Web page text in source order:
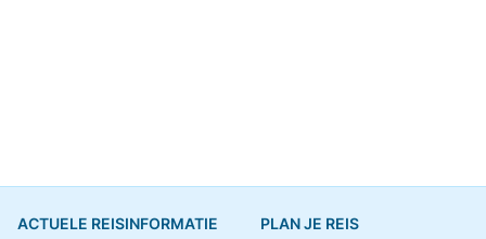
ACTUELE REISINFORMATIE PLAN JE REIS